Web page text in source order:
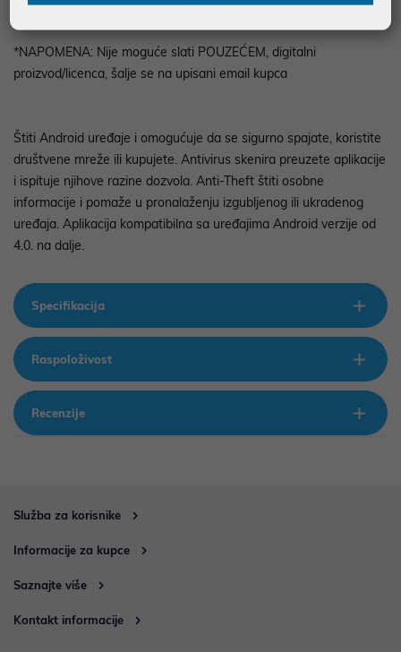
*NAPOMENA: Nije moguće slati POUZEĆEM, digitalni
proizvod/licenca, šalje se na upisani email kupca
Štiti Android uređaje i omogućuje da se sigurno spajate, koristite
društvene mreže ili kupujete. Antivirus skenira preuzete aplikacije
i ispituje njihove razine dozvola. Anti-Theft štiti osobne
informacije i pomaže u pronalaženju izgubljenog ili ukradenog
uređaja. Aplikacija kompatibilna sa uređajima Android verzije od
4.0. na dalje.
Specifikacija
Raspoloživost
Recenzije
Služba za korisnike
Informacije za kupce
Saznajte više
Kontakt informacije